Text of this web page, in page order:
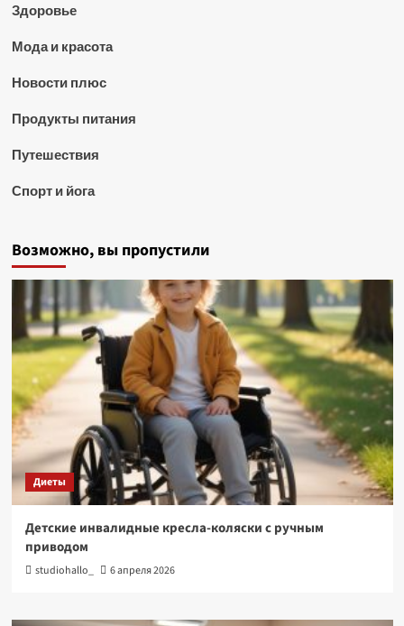
Здоровье
Мода и красота
Новости плюс
Продукты питания
Путешествия
Спорт и йога
Возможно, вы пропустили
Диеты
Детские инвалидные кресла-коляски с ручным
приводом
studiohallo_ 6 апреля 2026